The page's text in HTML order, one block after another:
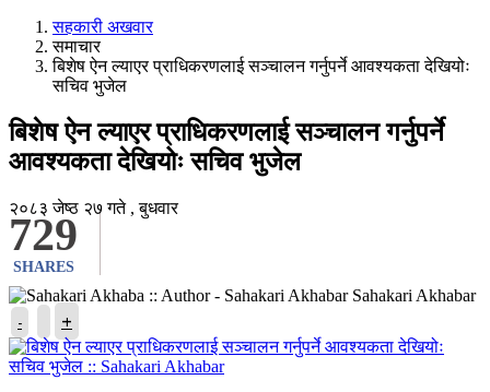
सहकारी अखवार
समाचार
बिशेष ऐन ल्याएर प्राधिकरणलाई सञ्चालन गर्नुपर्ने आवश्यकता देखियोः
सचिव भुजेल
बिशेष ऐन ल्याएर प्राधिकरणलाई सञ्चालन गर्नुपर्ने
आवश्यकता देखियोः सचिव भुजेल
729
SHARES
२०८३ जेष्ठ २७ गते , बुधवार
Sahakari Akhabar
- +